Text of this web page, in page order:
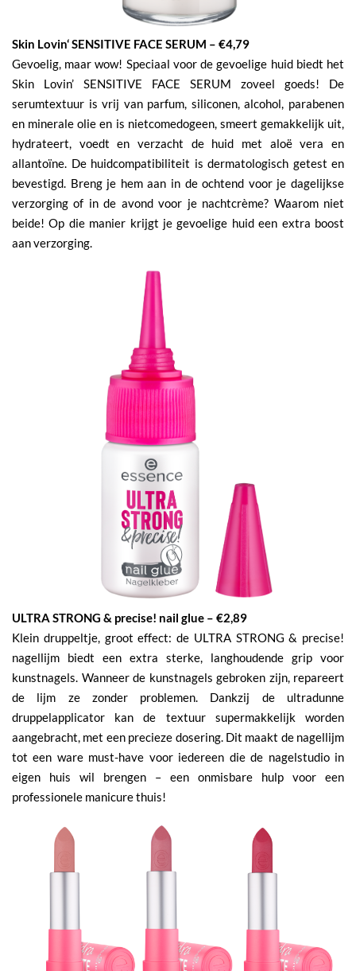
Skin Lovin‘ SENSITIVE FACE SERUM – €4,79
Gevoelig, maar wow! Speciaal voor de gevoelige huid biedt het
Skin Lovin’ SENSITIVE FACE SERUM zoveel goeds! De
serumtextuur is vrij van parfum, siliconen, alcohol, parabenen
en minerale olie en is nietcomedogeen, smeert gemakkelijk uit,
hydrateert, voedt en verzacht de huid met aloë vera en
allantoïne. De huidcompatibiliteit is dermatologisch getest en
bevestigd. Breng je hem aan in de ochtend voor je dagelijkse
verzorging of in de avond voor je nachtcrème? Waarom niet
beide! Op die manier krijgt je gevoelige huid een extra boost
aan verzorging.
ULTRA STRONG & precise! nail glue – €2,89
Klein druppeltje, groot effect: de ULTRA STRONG & precise!
nagellijm biedt een extra sterke, langhoudende grip voor
kunstnagels. Wanneer de kunstnagels gebroken zijn, repareert
de lijm ze zonder problemen. Dankzij de ultradunne
druppelapplicator kan de textuur supermakkelijk worden
aangebracht, met een precieze dosering. Dit maakt de nagellijm
tot een ware must-have voor iedereen die de nagelstudio in
eigen huis wil brengen – een onmisbare hulp voor een
professionele manicure thuis!